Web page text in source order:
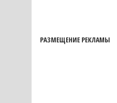
РАЗМЕЩЕНИЕ РЕКЛАМЫ